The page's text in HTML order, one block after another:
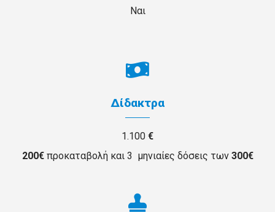
Ναι
Δίδακτρα
1.100 €
200€προκαταβολή και 3 μηνιαίες δόσεις των 300€